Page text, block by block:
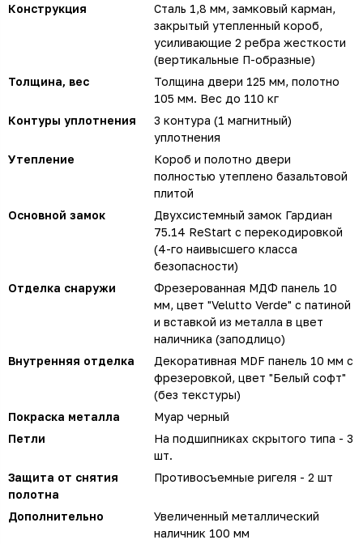
Конструкция
Сталь 1,8 мм, замковый карман,
закрытый утепленный короб,
усиливающие 2 ребра жесткости
(вертикальные П-образные)
Толщина, вес
Толщина двери 125 мм, полотно
105 мм. Вес до 110 кг
Контуры уплотнения
3 контура (1 магнитный)
уплотнения
Утепление
Короб и полотно двери
полностью утеплено базальтовой
плитой
Основной замок
Двухсистемный замок Гардиан
75.14 ReStart с перекодировкой
(4-го наивысшего класса
безопасности)
Отделка снаружи
Фрезерованная МДФ панель 10
мм, цвет "Velutto Verde" с патиной
и вставкой из металла в цвет
наличника (заподлицо)
Внутренняя отделка
Декоративная MDF панель 10 мм с
фрезеровкой, цвет "Белый софт"
(без текстуры)
Покраска металла
Муар черный
Петли
На подшипниках скрытого типа - 3
шт.
Защита от снятия
полотна
Противосъемные ригеля - 2 шт
Дополнительно
Увеличенный металлический
наличник 100 мм